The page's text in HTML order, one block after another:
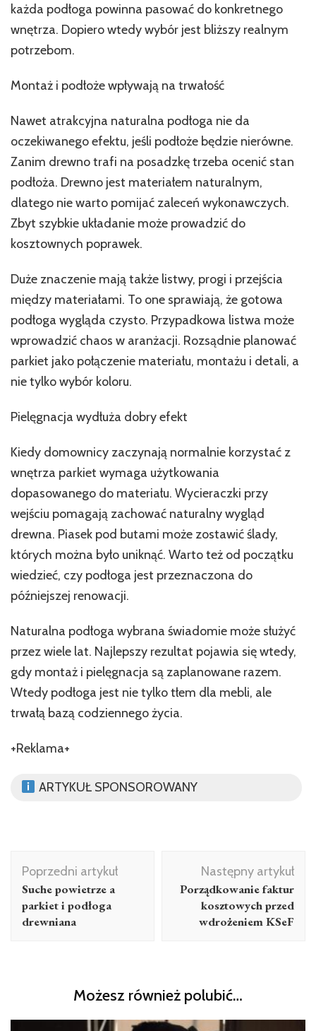
każda podłoga powinna pasować do konkretnego
wnętrza. Dopiero wtedy wybór jest bliższy realnym
potrzebom.
Montaż i podłoże wpływają na trwałość
Nawet atrakcyjna naturalna podłoga nie da
oczekiwanego efektu, jeśli podłoże będzie nierówne.
Zanim drewno trafi na posadzkę trzeba ocenić stan
podłoża. Drewno jest materiałem naturalnym,
dlatego nie warto pomijać zaleceń wykonawczych.
Zbyt szybkie układanie może prowadzić do
kosztownych poprawek.
Duże znaczenie mają także listwy, progi i przejścia
między materiałami. To one sprawiają, że gotowa
podłoga wygląda czysto. Przypadkowa listwa może
wprowadzić chaos w aranżacji. Rozsądnie planować
parkiet jako połączenie materiału, montażu i detali, a
nie tylko wybór koloru.
Pielęgnacja wydłuża dobry efekt
Kiedy domownicy zaczynają normalnie korzystać z
wnętrza parkiet wymaga użytkowania
dopasowanego do materiału. Wycieraczki przy
wejściu pomagają zachować naturalny wygląd
drewna. Piasek pod butami może zostawić ślady,
których można było uniknąć. Warto też od początku
wiedzieć, czy podłoga jest przeznaczona do
późniejszej renowacji.
Naturalna podłoga wybrana świadomie może służyć
przez wiele lat. Najlepszy rezultat pojawia się wtedy,
gdy montaż i pielęgnacja są zaplanowane razem.
Wtedy podłoga jest nie tylko tłem dla mebli, ale
trwałą bazą codziennego życia.
+Reklama+
ARTYKUŁ SPONSOROWANY
Nawigacja
wpisu
Poprzedni artykuł
Suche powietrze a
parkiet i podłoga
drewniana
Następny artykuł
Porządkowanie faktur
kosztowych przed
wdrożeniem KSeF
Możesz również polubić…